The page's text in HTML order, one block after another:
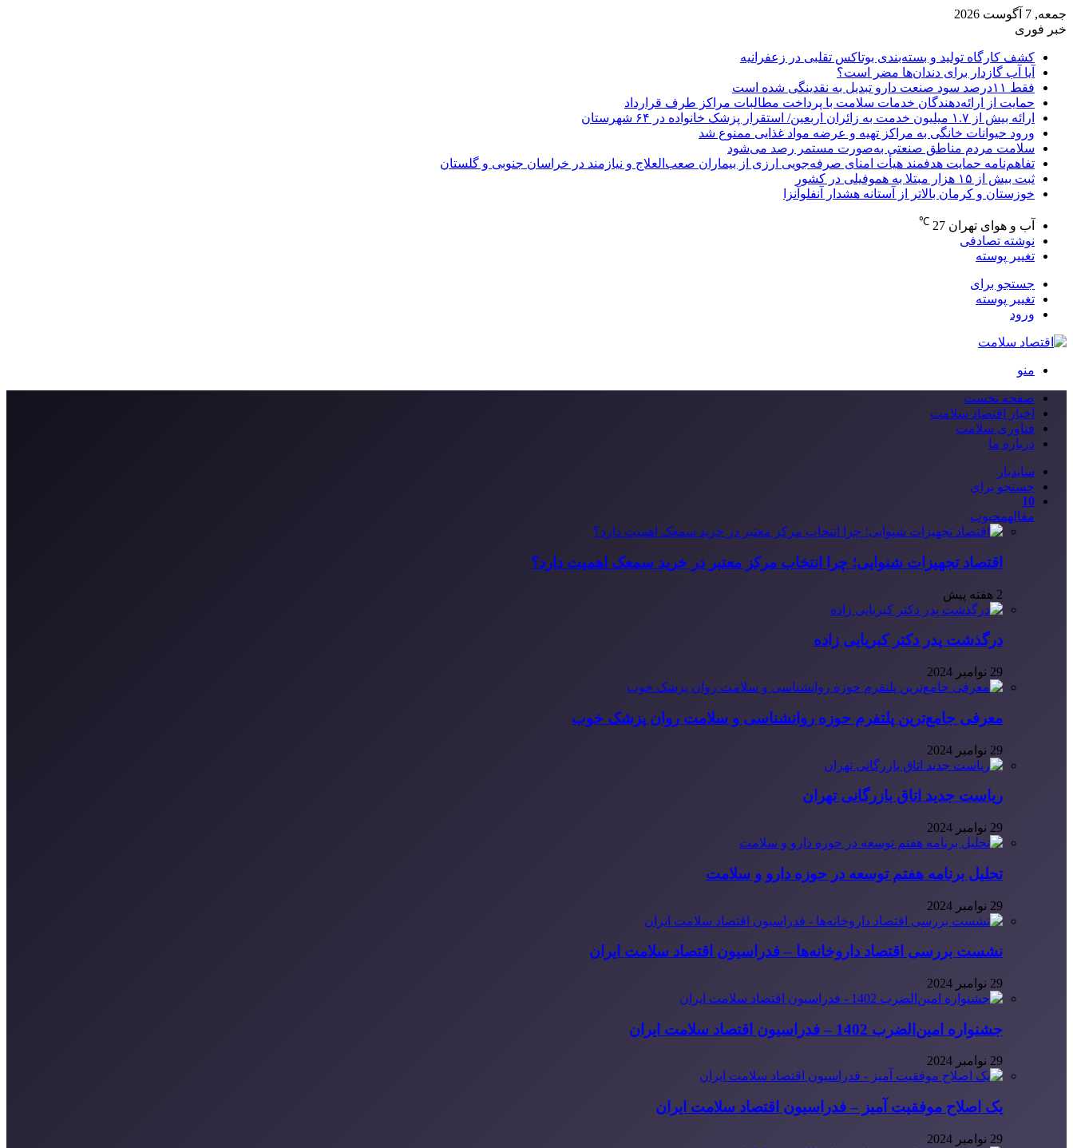
جمعه, 7 آگوست 2026
خبر فوری
کشف کارگاه تولید و بسته‌بندی بوتاکس تقلبی در زعفرانیه
آیا آب گازدار برای دندان‌ها مضر است؟
فقط ۱۱‌درصد سود صنعت دارو تبدیل به نقدینگی شده است
حمایت از ارائه‌دهندگان خدمات سلامت با پرداخت مطالبات مراکز طرف قرارداد
ارائه بیش از ۱.۷ میلیون خدمت به زائران اربعین/ استقرار پزشک خانواده در ۶۴ شهرستان
ورود حیوانات خانگی به مراکز تهیه و عرضه مواد غذایی ممنوع شد
سلامت مردم مناطق صنعتی به‌صورت مستمر رصد می‌شود
تفاهم‌نامه حمایت هدفمند هیأت امنای صرفه‌جویی ارزی از بیماران صعب‌العلاج و نیازمند در خراسان جنوبی و گلستان
ثبت بیش از ۱۵ هزار مبتلا به هموفیلی در کشور
خوزستان و کرمان بالاتر از آستانه هشدار آنفلوآنزا
آب و هوای تهران 27
℃
نوشته تصادفی
تغییر پوسته
جستجو برای
تغییر پوسته
ورود
منو
صفحه نخست
اخبار اقتصاد سلامت
فناوری سلامت
درباره ما
سایدبار
جستجو برای
10
مقالهمحبوب
اقتصاد تجهیزات شنوایی؛ چرا انتخاب مرکز معتبر در خرید سمعک اهمیت دارد؟
2 هفته پیش
درگذشت پدر دکتر کبریایی زاده
29 نوامبر 2024
معرفی جامع‌ترین پلتفرم حوزه روانشناسی و سلامت روان پزشک خوب
29 نوامبر 2024
ریاست جدید اتاق بازرگانی تهران
29 نوامبر 2024
تحلیل برنامه هفتم توسعه در حوزه دارو و سلامت
29 نوامبر 2024
نشست بررسی اقتصاد داروخانه‌ها – فدراسیون اقتصاد سلامت ایران
29 نوامبر 2024
جشنواره امین‌الضرب 1402 – فدراسیون اقتصاد سلامت ایران
29 نوامبر 2024
یک اصلاح موفقیت آمیز – فدراسیون اقتصاد سلامت ایران
29 نوامبر 2024